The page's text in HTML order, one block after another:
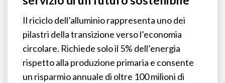
Il riciclo dell’alluminio rappresenta uno dei
pilastri della transizione verso l’economia
circolare. Richiede solo il 5% dell’energia
rispetto alla produzione primaria e consente
un risparmio annuale di oltre 100 milioni di